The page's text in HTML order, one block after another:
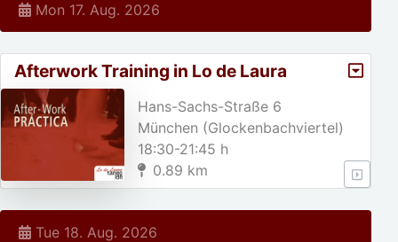
Mon 17. Aug. 2026
Afterwork Training in Lo de Laura
Hans-Sachs-Straße 6
München (Glockenbachviertel)
18:30-21:45 h
0.89 km
Tue 18. Aug. 2026